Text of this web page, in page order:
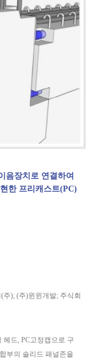
음장치로 연결하여
한 프리캐스트(PC)
); (주)윈윈개발; 주식회
헤드, PC고정캡으로 구
부의 솔리드 패널존을